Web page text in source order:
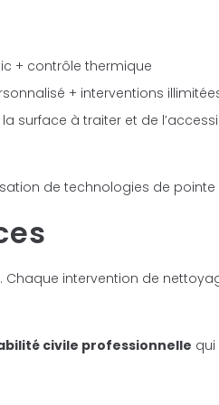
+ contrôle thermique
+ interventions
surface à traiter et de
de technologies de pointe
Chaque intervention de
civile professionnelle